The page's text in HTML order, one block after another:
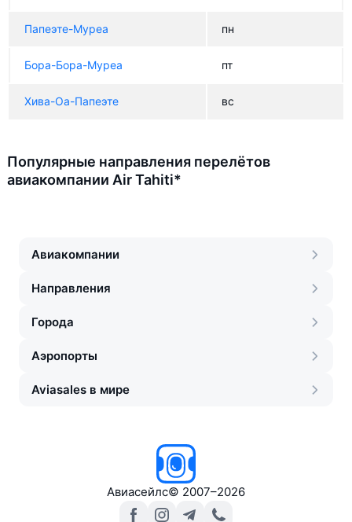
Папеэте-Муреа пн
Бора-Бора-Муреа пт
Хива-Оа-Папеэте вс
Популярные направления перелётов
авиакомпании Air Tahiti*
Авиакомпании
Направления
Города
Аэропорты
Aviasales в мире
Авиасейлс© 2007–2026